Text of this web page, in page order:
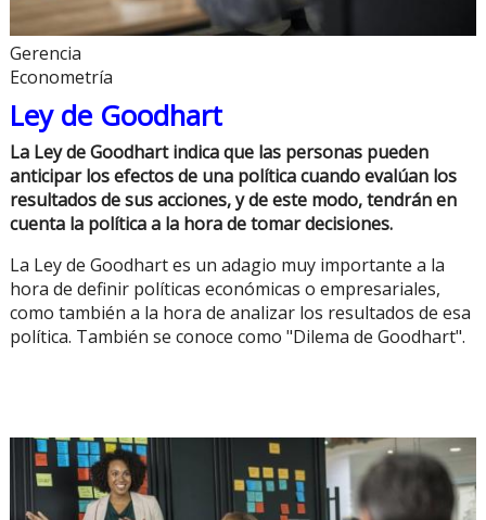
Gerencia
Econometría
Ley de Goodhart
La Ley de Goodhart indica que las personas pueden
anticipar los efectos de una política cuando evalúan los
resultados de sus acciones, y de este modo, tendrán en
cuenta la política a la hora de tomar decisiones.
La Ley de Goodhart es un adagio muy importante a la
hora de definir políticas económicas o empresariales,
como también a la hora de analizar los resultados de esa
política. También se conoce como "Dilema de Goodhart".